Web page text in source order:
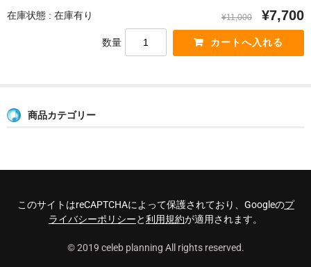
在庫状態 : 在庫有り ¥11,000 ¥7,700
数量
商品カテゴリー
このサイトはreCAPTCHAによって保護されており、Googleのプ
ライバシーポリシーと利用規約が適用されます。
© 2019 celeb planning All rights reserved.